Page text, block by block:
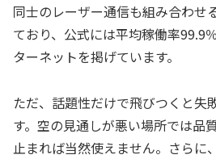
同士のレーザー通信も組み合わせ
ており、公式には平均稼働率99.9
ターネットを掲げています。
ただ、話題性だけで飛びつくと失
す。空の見通しが悪い場所では品
止まれば当然使えません。さらに